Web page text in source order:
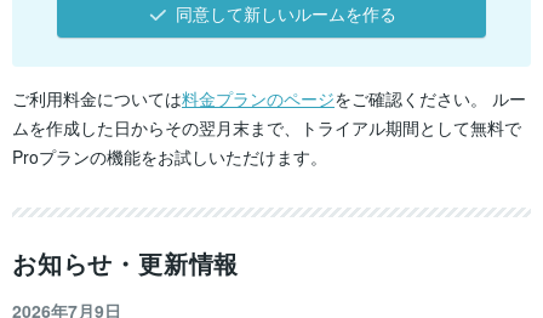
同意して新しいルームを作る
ご利用料金については料金プランのページをご確認ください。
ルー
ムを作成した日からその翌月末まで、トライアル期間として無料で
Proプランの機能をお試しいただけます。
お知らせ・更新情報
2026年7月9日